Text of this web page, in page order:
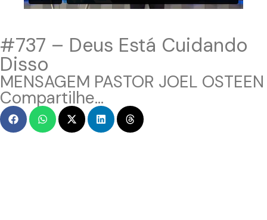
#737 – Deus Está Cuidando
Disso
MENSAGEM PASTOR JOEL OSTEEN
Compartilhe...